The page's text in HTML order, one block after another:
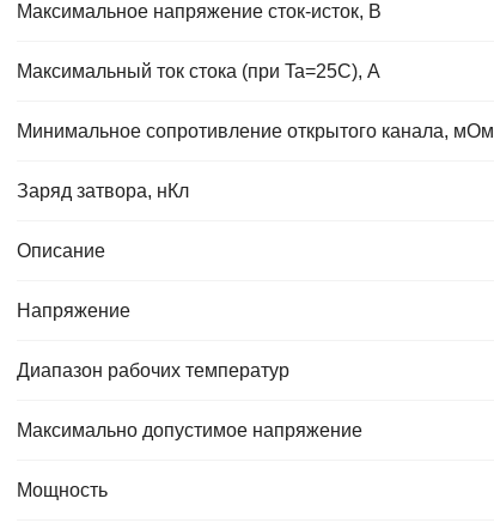
Максимальное напряжение сток-исток, В
Максимальный ток стока (при Ta=25C), А
Минимальное сопротивление открытого канала, мОм
Заряд затвора, нКл
Описание
Напряжение
Диапазон рабочих температур
Максимально допустимое напряжение
Мощность